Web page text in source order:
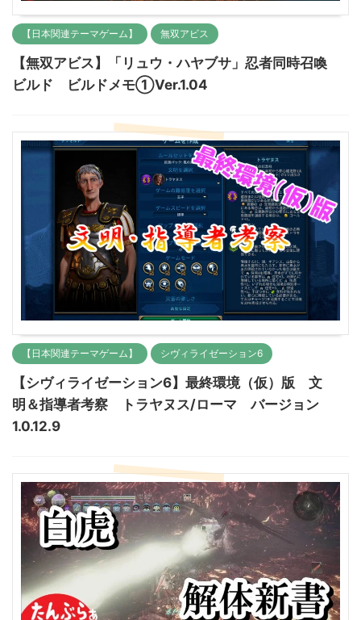
【日本関連テーマゲーム】 無双アビス
【無双アビス】「リュウ・ハヤブサ」忍者同時召喚
ビルド ビルドメモ①Ver.1.04
【日本関連テーマゲーム】 シヴィライゼーション6
【シヴィライゼーション6】最終環境（仮）版 文
明＆指導者考察 トラヤヌス/ローマ バージョン
1.0.12.9